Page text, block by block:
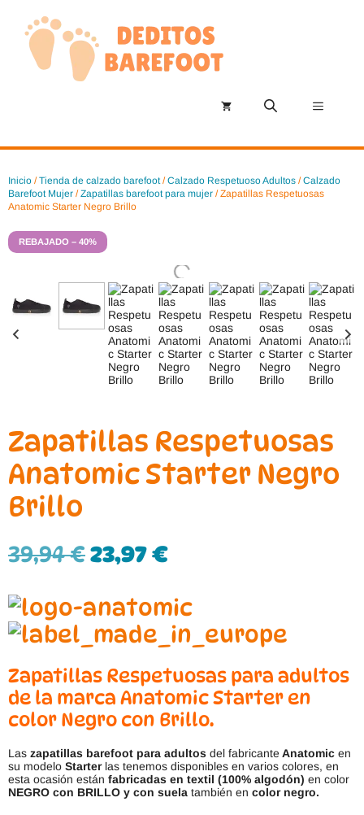
contenido
Menú
Inicio /Tienda de calzado barefoot/Calzado Respetuoso Adultos /Calzado
Barefoot Mujer /Zapatillas barefoot para mujer / Zapatillas Respetuosas
Anatomic Starter Negro Brillo
REBAJADO – 40%
Zapatillas Respetuosas
Anatomic Starter Negro
Brillo
39,94€23,97€
Zapatillas Respetuosas para adultos
de la marca Anatomic Starter en
color Negro con Brillo.
Las zapatillas barefoot para adultos del fabricante Anatomic en
su modelo Starter las tenemos disponibles en varios colores, en
esta ocasión están fabricadas en textil (100% algodón) en color
NEGRO con BRILLO y con suela también en color negro.